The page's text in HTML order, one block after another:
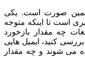
همین صورت است. یکی
است تا اینکه متوجه
چه مقدار بازخورد
کنید، ایمیل هایی
می شوند و چه مقدار